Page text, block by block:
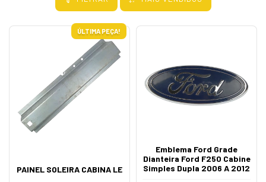
ÚLTIMA PEÇA!
PAINEL SOLEIRA CABINA LE
Emblema Ford Grade
Dianteira Ford F250 Cabine
Simples Dupla 2006 A 2012